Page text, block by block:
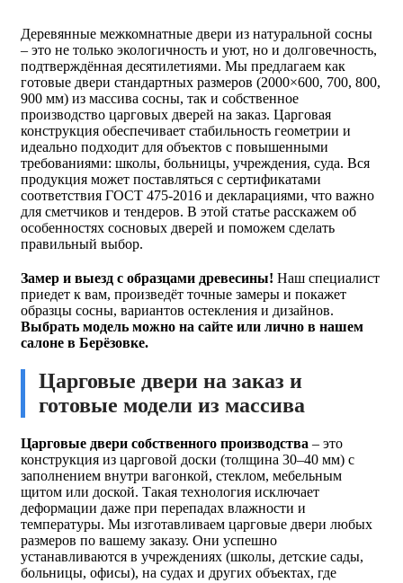
Деревянные межкомнатные двери из натуральной сосны
– это не только экологичность и уют, но и долговечность,
подтверждённая десятилетиями. Мы предлагаем как
готовые двери стандартных размеров (2000×600, 700, 800,
900 мм) из массива сосны, так и собственное
производство царговых дверей на заказ. Царговая
конструкция обеспечивает стабильность геометрии и
идеально подходит для объектов с повышенными
требованиями: школы, больницы, учреждения, суда. Вся
продукция может поставляться с сертификатами
соответствия ГОСТ 475-2016 и декларациями, что важно
для сметчиков и тендеров. В этой статье расскажем об
особенностях сосновых дверей и поможем сделать
правильный выбор.
Замер и выезд с образцами древесины! Наш специалист
приедет к вам, произведёт точные замеры и покажет
образцы сосны, вариантов остекления и дизайнов.
Выбрать модель можно на сайте или лично в нашем
салоне в Берёзовке.
Царговые двери на заказ и
готовые модели из массива
Царговые двери собственного производства – это
конструкция из царговой доски (толщина 30–40 мм) с
заполнением внутри вагонкой, стеклом, мебельным
щитом или доской. Такая технология исключает
деформации даже при перепадах влажности и
температуры. Мы изготавливаем царговые двери любых
размеров по вашему заказу. Они успешно
устанавливаются в учреждениях (школы, детские сады,
больницы, офисы), на судах и других объектах, где